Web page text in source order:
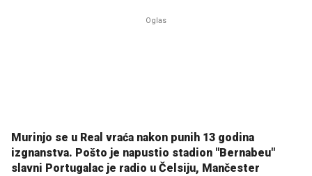
Murinjo se u Real vraća nakon punih 13 godina
izgnanstva. Pošto je napustio stadion "Bernabeu"
slavni Portugalac je radio u Čelsiju, Mančester